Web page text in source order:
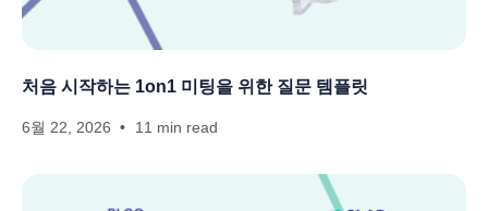
처음 시작하는 1on1 미팅을 위한 질문 템플릿
6월 22, 2026 11 min read